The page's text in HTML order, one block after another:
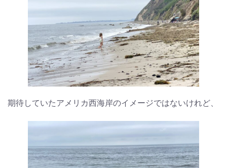
期待していたアメリカ西海岸のイメージではないけれど、